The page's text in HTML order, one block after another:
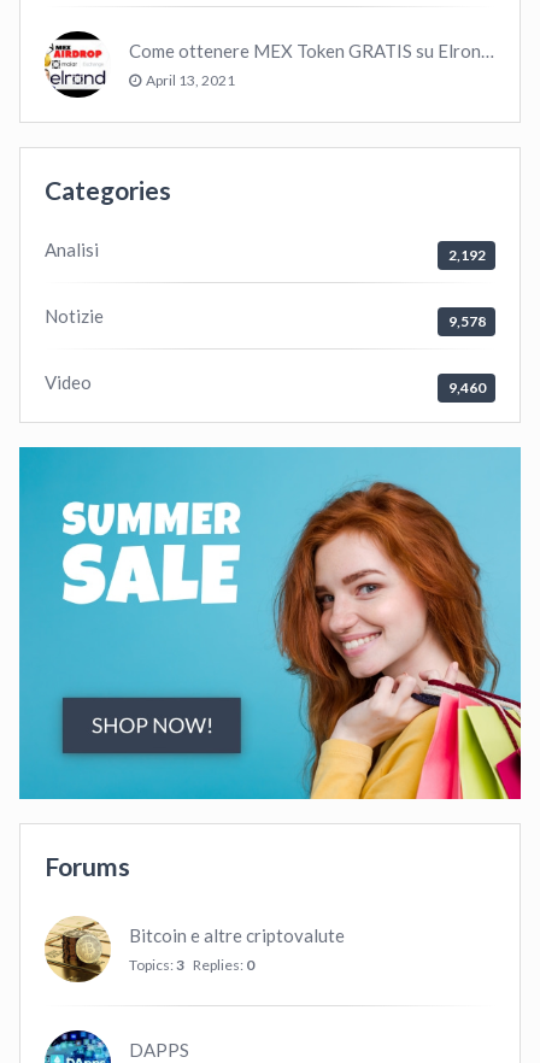
Come ottenere MEX Token GRATIS su Elrond ?
April 13, 2021
Categories
Analisi 2,192
Notizie 9,578
Video 9,460
Forums
Bitcoin e altre criptovalute
Topics: 3 Replies: 0
DAPPS